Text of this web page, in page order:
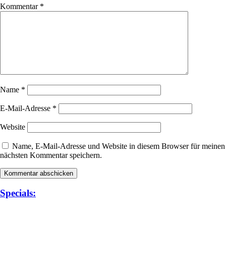
Kommentar *
Name *
E-Mail-Adresse *
Website
Name, E-Mail-Adresse und Website in diesem Browser für meinen
nächsten Kommentar speichern.
Specials: